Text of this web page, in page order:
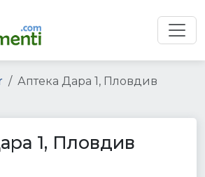
Аптека Дара 1, Пловдив
1, Пловдив